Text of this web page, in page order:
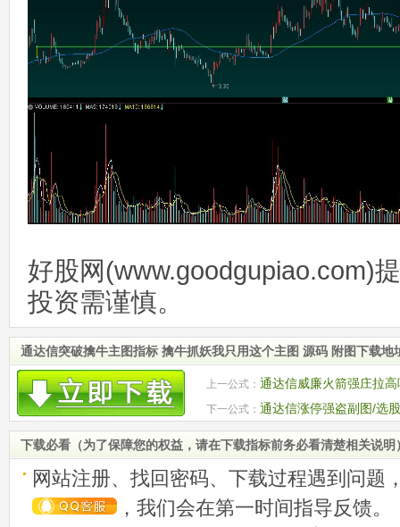
好股网(www.goodgupiao.com)
投资需谨慎。
通达信突破擒牛主图指标 擒牛抓妖我只用这个主图 源码 附图下载地
上一公式： 通达信威廉火箭强庄拉
下一公式： 通达信涨停强盗副图/选
下载必看（为了保障您的权益，请在下载指标前务必看清楚相关说明
网站注册、找回密码、下载过程遇到问题
，我们会在第一时间指导反馈。